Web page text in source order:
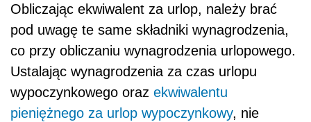
Obliczając ekwiwalent za urlop, należy brać
pod uwagę te same składniki wynagrodzenia,
co przy obliczaniu wynagrodzenia urlopowego.
Ustalając wynagrodzenia za czas urlopu
wypoczynkowego oraz ekwiwalentu
pieniężnego za urlop wypoczynkowy, nie